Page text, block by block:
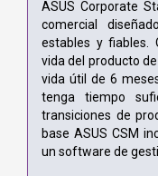
ASUS Corporate
comercial
estables y fiables.
vida del producto
vida útil de 6
tenga tiempo
transiciones de
base ASUS CSM
un software de